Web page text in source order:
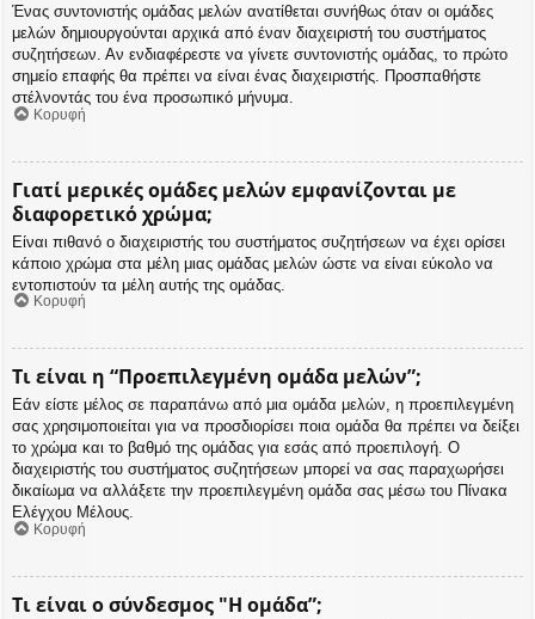
Ένας συντονιστής ομάδας μελών ανατίθεται συνήθως όταν οι ομάδες
μελών δημιουργούνται αρχικά από έναν διαχειριστή του συστήματος
συζητήσεων. Αν ενδιαφέρεστε να γίνετε συντονιστής ομάδας, το πρώτο
σημείο επαφής θα πρέπει να είναι ένας διαχειριστής. Προσπαθήστε
στέλνοντάς του ένα προσωπικό μήνυμα.
Κορυφή
Γιατί μερικές ομάδες μελών εμφανίζονται με
διαφορετικό χρώμα;
Είναι πιθανό ο διαχειριστής του συστήματος συζητήσεων να έχει ορίσει
κάποιο χρώμα στα μέλη μιας ομάδας μελών ώστε να είναι εύκολο να
εντοπιστούν τα μέλη αυτής της ομάδας.
Κορυφή
Τι είναι η “Προεπιλεγμένη ομάδα μελών”;
Εάν είστε μέλος σε παραπάνω από μια ομάδα μελών, η προεπιλεγμένη
σας χρησιμοποιείται για να προσδιορίσει ποια ομάδα θα πρέπει να δείξει
το χρώμα και το βαθμό της ομάδας για εσάς από προεπιλογή. Ο
διαχειριστής του συστήματος συζητήσεων μπορεί να σας παραχωρήσει
δικαίωμα να αλλάξετε την προεπιλεγμένη ομάδα σας μέσω του Πίνακα
Ελέγχου Μέλους.
Κορυφή
Τι είναι ο σύνδεσμος "Η ομάδα”;